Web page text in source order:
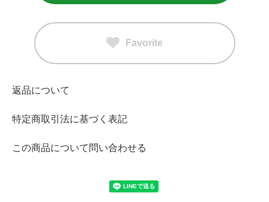
Favorite
返品について
特定商取引法に基づく表記
この商品について問い合わせる